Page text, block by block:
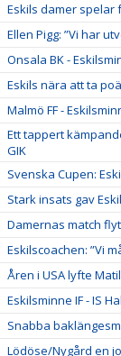
Eskils damer
Ellen Pigg: ”Vi har
Onsala BK -
Eskils nära att ta
Malmö FF -
Ett tappert
GIK
Svenska Cupen:
Stark insats gav
Damernas match
Eskilscoachen: ”Vi
Åren i USA lyfte
Eskilsminne IF - IS
Snabba
Lödöse/Nygård en